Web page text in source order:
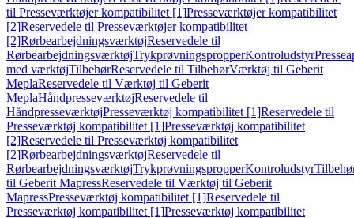
til Presseværktøjer kompatibilitet [1]Presseværktøjer kompatibilitet
[2]Reservedele til Presseværktøjer kompatibilitet
[2]RørbearbejdningsværktøjReservedele til
RørbearbejdningsværktøjTrykprøvningspropperKontroludstyr
med værktøjTilbehørReservedele til TilbehørVærktøj til Geberit
MeplaReservedele til Værktøj til Geberit
MeplaHåndpresseværktøjReservedele til
HåndpresseværktøjPresseværktøj kompatibilitet [1]Reservedele til
Presseværktøj kompatibilitet [1]Presseværktøj kompatibilitet
[2]Reservedele til Presseværktøj kompatibilitet
[2]RørbearbejdningsværktøjReservedele til
RørbearbejdningsværktøjTrykprøvningspropperKontroludstyr
til Geberit MapressReservedele til Værktøj til Geberit
MapressPresseværktøj kompatibilitet [1]Reservedele til
Presseværktøj kompatibilitet [1]Presseværktøj kompatibilitet